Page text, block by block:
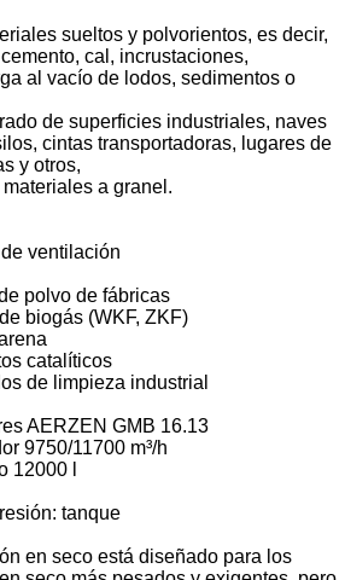
sueltos y polvorientos, es decir,
cal, incrustaciones,
al vacío de lodos, sedimentos o
de superficies industriales, naves
cintas transportadoras, lugares de
y otros,
a granel.
ventilación
polvo de fábricas
biogás (WKF, ZKF)
catalíticos
de limpieza industrial
AERZEN GMB 16.13
9750/11700 m³/h
12000 l
tanque
en seco está diseñado para los